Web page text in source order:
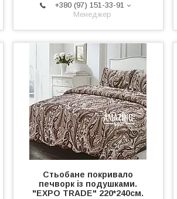
+380 (97) 151-33-91
Менеджер
Стьобане покривало
печворк із подушками.
"EXPO TRADE" 220*240см.